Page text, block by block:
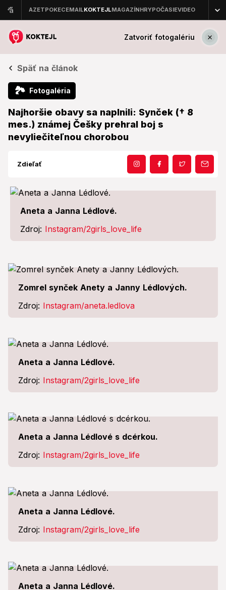
Zatvoriť fotogalériu
Späť na článok
🏞 Fotogaléria
Najhoršie obavy sa naplnili: Synček († 8
mes.) známej Češky prehral boj s
nevyliečiteľnou chorobou
Zdieľať
Aneta a Janna Lédlové.
Zdroj: Instagram/2girls_love_life
Zomrel synček Anety a Janny Lédlových.
Zdroj: Instagram/aneta.ledlova
Aneta a Janna Lédlové.
Zdroj: Instagram/2girls_love_life
Aneta a Janna Lédlové s dcérkou.
Zdroj: Instagram/2girls_love_life
Aneta a Janna Lédlové.
Zdroj: Instagram/2girls_love_life
Aneta a Janna Lédlové.